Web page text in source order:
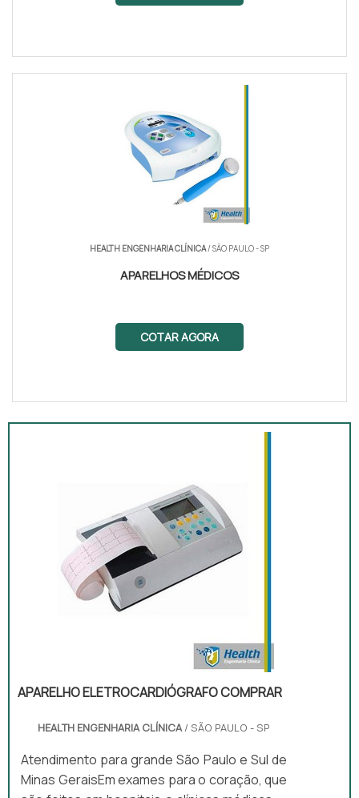
HEALTH ENGENHARIA CLÍNICA/ SÃO PAULO - SP
APARELHOS MÉDICOS
COTAR AGORA
APARELHO ELETROCARDIÓGRAFO COMPRAR
HEALTH ENGENHARIA CLÍNICA / SÃO PAULO - SP
Atendimento para grande São Paulo e Sul de
Minas GeraisEm exames para o coração, que